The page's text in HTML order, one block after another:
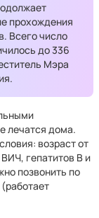
прохождения
Всего число
до 336
Мэра
лечатся дома.
возраст от
гепатитов В и
позвонить по